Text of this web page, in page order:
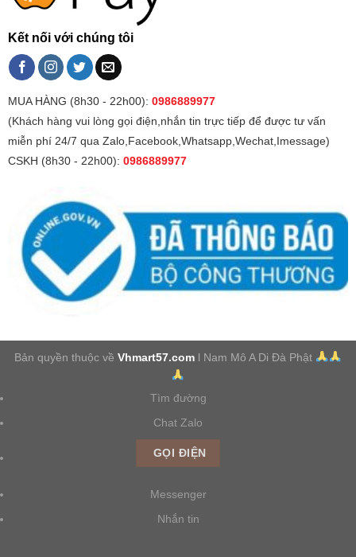
Kết nối với chúng tôi
MUA HÀNG (8h30 - 22h00): 0986889977
(Khách hàng vui lòng gọi điện,nhắn tin trực tiếp để được tư vấn
miễn phí 24/7 qua Zalo,Facebook,Whatsapp,Wechat,Imessage)
CSKH (8h30 - 22h00): 0986889977
Bản quyền thuộc vềVhmart57.com l Nam Mô A Di Đà Phật
Tìm đường
Chat Zalo
GỌI ĐIỆN
Messenger
Nhắn tin